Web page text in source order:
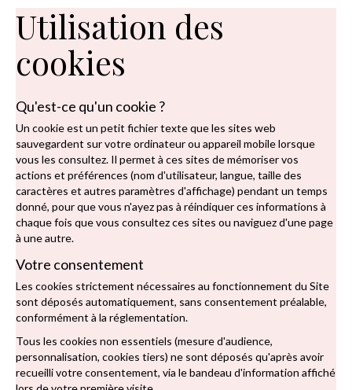
Utilisation des
cookies
Qu'est-ce qu'un cookie ?
Un cookie est un petit fichier texte que les sites web
sauvegardent sur votre ordinateur ou appareil mobile lorsque
vous les consultez. Il permet à ces sites de mémoriser vos
actions et préférences (nom d'utilisateur, langue, taille des
caractères et autres paramètres d'affichage) pendant un temps
donné, pour que vous n'ayez pas à réindiquer ces informations à
chaque fois que vous consultez ces sites ou naviguez d'une page
à une autre.
Votre consentement
Les cookies strictement nécessaires au fonctionnement du Site
sont déposés automatiquement, sans consentement préalable,
conformément à la réglementation.
Tous les cookies non essentiels (mesure d'audience,
personnalisation, cookies tiers) ne sont déposés qu'après avoir
recueilli votre consentement, via le bandeau d'information affiché